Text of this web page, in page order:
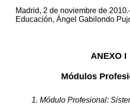
Madrid, 2 de noviembre de
Educación, Ángel Gabilondo
ANEXO I
Módulos
1. Módulo Profesional: